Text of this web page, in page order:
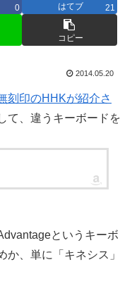
0 はてブ 21
コピー
2014.05.20
刻印のHHKが紹介さ
て、違うキーボードを
というキーボ
、単に「キネシス」